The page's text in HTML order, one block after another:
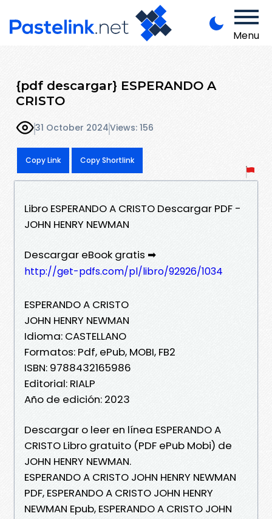
Menu
{pdf descargar} ESPERANDO A
CRISTO
31 October 2024Views: 156
Copy Link Copy Shortlink
Libro ESPERANDO A CRISTO Descargar PDF -
JOHN HENRY NEWMAN
Descargar eBook gratis ➡
http://get-pdfs.com/pl/libro/92926/1034
ESPERANDO A CRISTO
JOHN HENRY NEWMAN
Idioma: CASTELLANO
Formatos: Pdf, ePub, MOBI, FB2
ISBN: 9788432165986
Editorial: RIALP
Año de edición: 2023
Descargar o leer en línea ESPERANDO A
CRISTO Libro gratuito (PDF ePub Mobi) de
JOHN HENRY NEWMAN.
ESPERANDO A CRISTO JOHN HENRY NEWMAN
PDF, ESPERANDO A CRISTO JOHN HENRY
NEWMAN Epub, ESPERANDO A CRISTO JOHN